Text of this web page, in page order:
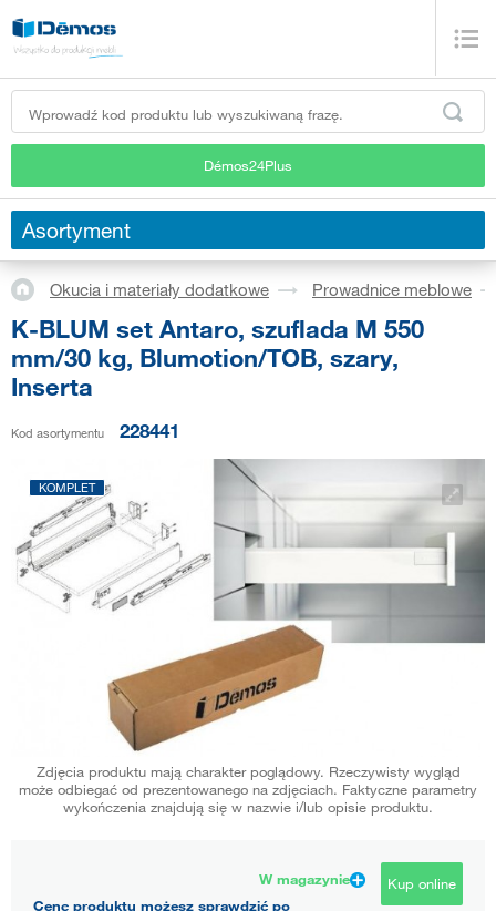
Démos24Plus
Asortyment
Okucia i materiały dodatkowe Prowadnice meblowe
K-BLUM set Antaro, szuflada M 550
mm/30 kg, Blumotion/TOB, szary,
Inserta
Kod asortymentu 228441
KOMPLET
Zdjęcia produktu mają charakter poglądowy. Rzeczywisty wygląd
może odbiegać od prezentowanego na zdjęciach. Faktyczne parametry
wykończenia znajdują się w nazwie i/lub opisie produktu.
W magazynie
Cenę produktu możesz sprawdzić po
Kup online